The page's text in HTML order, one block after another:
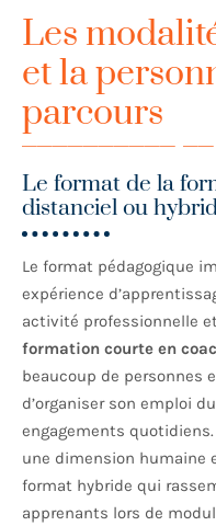
Les
et la
parcours
Le format de la
distanciel ou
Le format pédagogique
expérience
activité professionnelle
formation courte en
beaucoup de personnes
d’organiser son emploi
engagements
une dimension humaine
format hybride qui
apprenants lors de